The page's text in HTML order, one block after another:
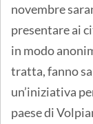
novembre
presentare ai
in modo
tratta, fanno
un’iniziativa
paese di